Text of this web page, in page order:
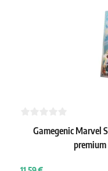
Gamegenic Marvel
premium